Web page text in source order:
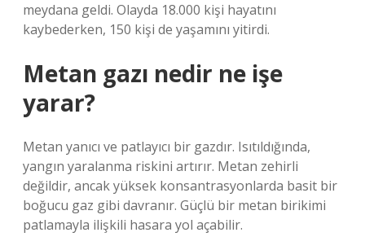
meydana geldi. Olayda 18.000 kişi hayatını
kaybederken, 150 kişi de yaşamını yitirdi.
Metan gazı nedir ne işe
yarar?
Metan yanıcı ve patlayıcı bir gazdır. Isıtıldığında,
yangın yaralanma riskini artırır. Metan zehirli
değildir, ancak yüksek konsantrasyonlarda basit bir
boğucu gaz gibi davranır. Güçlü bir metan birikimi
patlamayla ilişkili hasara yol açabilir.